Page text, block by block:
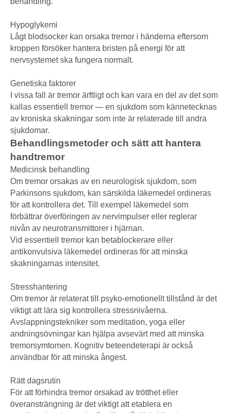
Hypoglykemi
Lågt blodsocker kan orsaka tremor i händerna eftersom
kroppen försöker hantera bristen på energi för att
nervsystemet ska fungera normalt.
Genetiska faktorer
I vissa fall är tremor ärftligt och kan vara en del av det som
kallas essentiell tremor — en sjukdom som kännetecknas
av kroniska skakningar som inte är relaterade till andra
sjukdomar.
Behandlingsmetoder och sätt att hantera
handtremor
Medicinsk behandling
Om tremor orsakas av en neurologisk sjukdom, som
Parkinsons sjukdom, kan särskilda läkemedel ordineras
för att kontrollera det. Till exempel läkemedel som
förbättrar överföringen av nervimpulser eller reglerar
nivån av neurotransmittorer i hjärnan.
Vid essentiell tremor kan betablockerare eller
antikonvulsiva läkemedel ordineras för att minska
skakningarnas intensitet.
Stresshantering
Om tremor är relaterat till psyko-emotionellt tillstånd är det
viktigt att lära sig kontrollera stressnivåerna.
Avslappningstekniker som meditation, yoga eller
andningsövningar kan hjälpa avsevärt med att minska
tremorsymtomen. Kognitiv beteendeterapi är också
användbar för att minska ångest.
Rätt dagsrutin
För att förhindra tremor orsakad av trötthet eller
överansträngning är det viktigt att etablera en